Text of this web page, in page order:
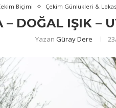
Biçimi Çekim Günlükleri &
– DOĞAL IŞIK –
Yazan Güray Dere